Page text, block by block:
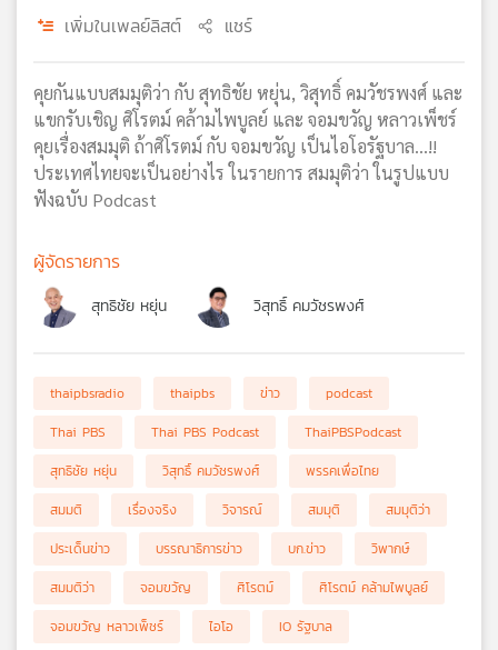
แผนที่
วิทยุ
ข่าย
เพิ่มในเพลย์ลิสต์ แชร์
คุยกันแบบสมมุติว่า กับ สุทธิชัย หยุ่น, วิสุทธิ์ คมวัชรพงศ์ และ
แขกรับเชิญ ศิโรตม์ คล้ามไพบูลย์ และ จอมขวัญ หลาวเพ็ชร์
คุยเรื่องสมมุติ ถ้าศิโรตม์ กับ จอมขวัญ เป็นไอโอรัฐบาล...!!
ประเทศไทยจะเป็นอย่างไร ในรายการ สมมุติว่า ในรูปแบบ
ฟังฉบับ Podcast
ผู้จัดรายการ
สุทธิชัย หยุ่น วิสุทธิ์ คมวัชรพงศ์
thaipbsradio thaipbs ข่าว
podcast
Thai PBS
Thai PBS Podcast
ThaiPBSPodcast
สุทธิชัย หยุ่น
วิสุทธิ์ คมวัชรพงศ์
พรรคเพื่อไทย
สมมติ
เรื่องจริง วิจารณ์ สมมุติ
สมมุติว่า
ประเด็นข่าว
บรรณาธิการข่าว บก.ข่าว
วิพากษ์
สมมติว่า
จอมขวัญ ศิโรตม์
ศิโรตม์ คล้ามไพบูลย์
จอมขวัญ หลาวเพ็ชร์
ไอโอ IO รัฐบาล